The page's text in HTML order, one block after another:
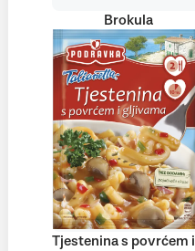
Brokula
Tjestenina s povrćem i